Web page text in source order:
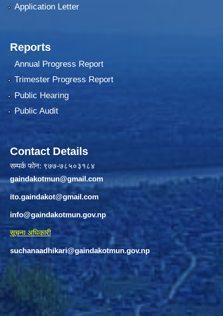
Application Letter
Reports
Annual Progress Report
Trimester Progress Report
Public Hearing
Public Audit
Contact Details
सम्पर्क फोन: ९७७-७८५०३१८४
gaindakotmun@gmail.com
ito.gaindakot@gmail.com
info@gaindakotmun.gov.np
सूचना अधिकारी
suchanaadhikari@gaindakotmun.gov.np